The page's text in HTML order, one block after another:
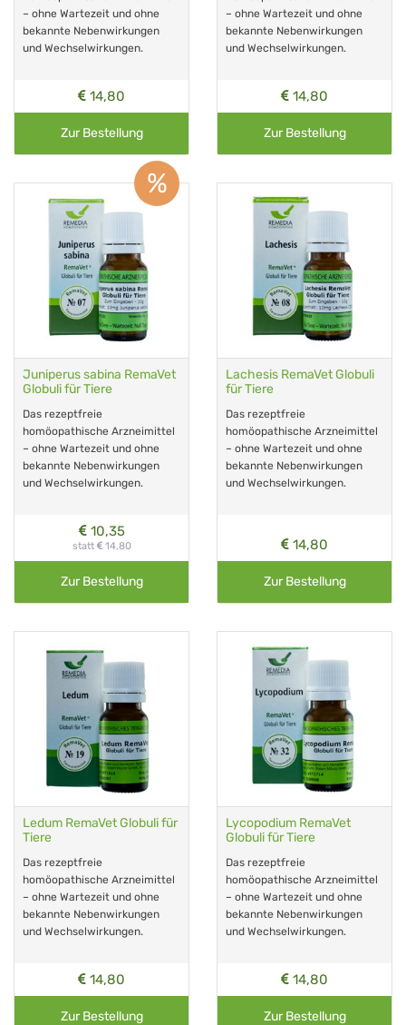
– ohne Wartezeit und ohne
bekannte Nebenwirkungen
und Wechselwirkungen.
14,80
Zur Bestellung
– ohne Wartezeit und ohne
bekannte Nebenwirkungen
und Wechselwirkungen.
14,80
Zur Bestellung
Juniperus sabina RemaVet
Globuli für Tiere
Das rezeptfreie
homöopathische Arzneimittel
– ohne Wartezeit und ohne
bekannte Nebenwirkungen
und Wechselwirkungen.
10,35
statt 14,80
Zur Bestellung
%
Lachesis RemaVet Globuli
für Tiere
Das rezeptfreie
homöopathische Arzneimittel
– ohne Wartezeit und ohne
bekannte Nebenwirkungen
und Wechselwirkungen.
14,80
Zur Bestellung
Ledum RemaVet Globuli für
Tiere
Das rezeptfreie
homöopathische Arzneimittel
– ohne Wartezeit und ohne
bekannte Nebenwirkungen
und Wechselwirkungen.
14,80
Zur Bestellung
Lycopodium RemaVet
Globuli für Tiere
Das rezeptfreie
homöopathische Arzneimittel
– ohne Wartezeit und ohne
bekannte Nebenwirkungen
und Wechselwirkungen.
14,80
Zur Bestellung